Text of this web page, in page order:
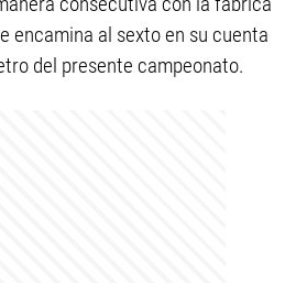
encamina al sexto en su cuenta
del presente campeonato.